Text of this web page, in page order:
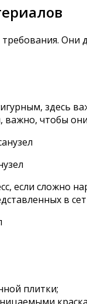
Они
здесь
чтобы
если сложно
в
плитки;